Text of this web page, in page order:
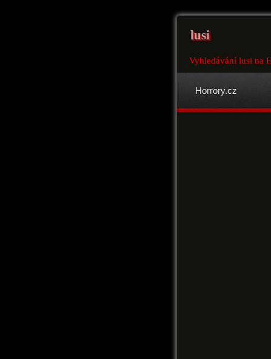
lusi
Vyhledávání lusi na
Horrory.cz